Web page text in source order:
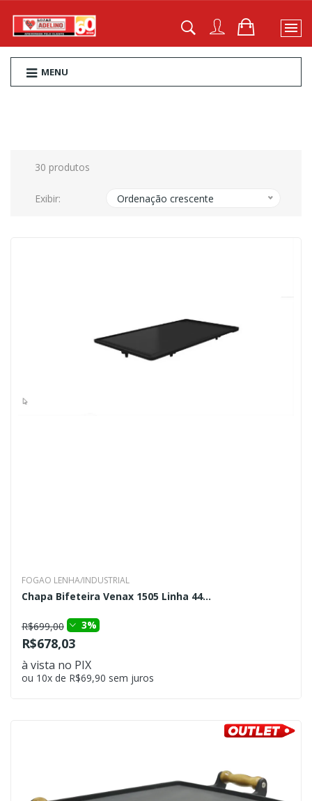
MENU
30 produtos
Exibir: Ordenação crescente
FOGAO LENHA/INDUSTRIAL
Chapa Bifeteira Venax 1505 Linha 44...
R$699,00 3%
R$678,03
à vista no PIX
ou 10x de R$69,90 sem juros